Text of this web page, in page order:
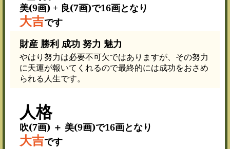
美(9画) + 良(7画)で16画となり
大吉です
財産 勝利 成功 努力 魅力
やはり努力は必要不可欠ではありますが、その努力
に天運が報いてくれるので最終的には成功をおさめ
られる人生です。
人格
吹(7画) ＋ 美(9画)で16画となり
大吉です